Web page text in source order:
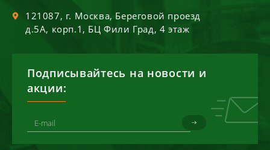
121087, г. Москва, Береговой проезд
д.5А, корп.1, БЦ Фили Град, 4 этаж
Подписывайтесь на новости и
акции: